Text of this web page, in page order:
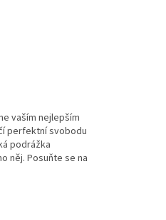
vaším nejlepším
perfektní svobodu
podrážka
něj. Posuňte se na